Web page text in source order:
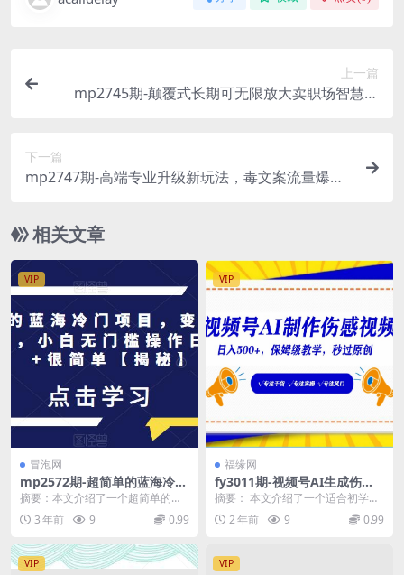
上一篇
mp2745期-颠覆式长期可无限放大卖职场智慧课
下一篇
mp2747期-高端专业升级新玩法，毒文案流量爆
00【揭秘】(揭秘高端专业项目《毒文案升级玩法，
流量爆炸，5分钟一条原创作品，单个作品变现500
+》)
相关文章
VIP
冒泡网
mp2572期-超简单的蓝海冷门
项目，变现方式多种多样，小
白无门槛操作日入500+很简单
【揭秘】(揭秘超简单蓝海冷门
摘要：本文介绍了一个超简单的蓝
海冷门项目，该项目变现方式多种
多样，流量大且操作简...
3 年前 9 0.99
VIP
福缘网
fy3011期-视频号AI生成伤感
文案，一分钟一个视频，小白
最好的入坑赛道，日入500+
摘要： 本文介绍了一个适合初学者
（小白）的视频号内容创作方法，
即利用AI技术生成...
2 年前 9 0.99
VIP VIP